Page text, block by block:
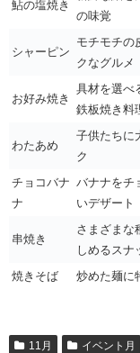
鮎の塩焼き
の味覚
シャーピン
モチモチの
クなグルメ
お好み焼き
具材を選べ
鉄板焼き料
わたあめ
子供たちに
ク
チョコバナ
ナ
バナナをチ
いデザート
串焼き
さまざまな
しめるスナ
焼きそば
炒めた麺に
11月 イベント月